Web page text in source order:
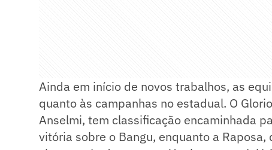
Ainda em início de novos trabalhos, as
quanto às campanhas no estadual. O
Anselmi, tem classificação encaminhada
vitória sobre o Bangu, enquanto a